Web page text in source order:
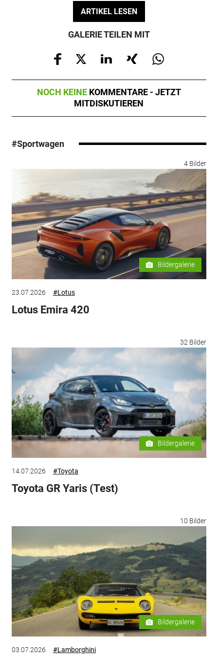
ARTIKEL LESEN
GALERIE TEILEN MIT
NOCH KEINE KOMMENTARE - JETZT
MITDISKUTIEREN
#Sportwagen
4 Bilder
Bildergalerie
23.07.2026 #Lotus
Lotus Emira 420
32 Bilder
Bildergalerie
14.07.2026 #Toyota
Toyota GR Yaris (Test)
10 Bilder
Bildergalerie
03.07.2026 #Lamborghini